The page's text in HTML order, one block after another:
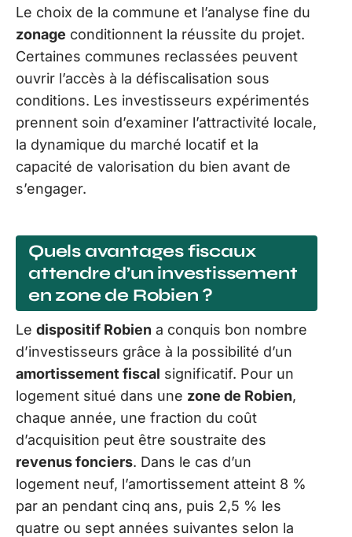
Le choix de la commune et l’analyse fine du
zonage conditionnent la réussite du projet.
Certaines communes reclassées peuvent
ouvrir l’accès à la défiscalisation sous
conditions. Les investisseurs expérimentés
prennent soin d’examiner l’attractivité locale,
la dynamique du marché locatif et la
capacité de valorisation du bien avant de
s’engager.
Quels avantages fiscaux
attendre d’un investissement
en zone de Robien ?
Le dispositif Robien a conquis bon nombre
d’investisseurs grâce à la possibilité d’un
amortissement fiscal significatif. Pour un
logement situé dans une zone de Robien,
chaque année, une fraction du coût
d’acquisition peut être soustraite des
revenus fonciers. Dans le cas d’un
logement neuf, l’amortissement atteint 8 %
par an pendant cinq ans, puis 2,5 % les
quatre ou sept années suivantes selon la